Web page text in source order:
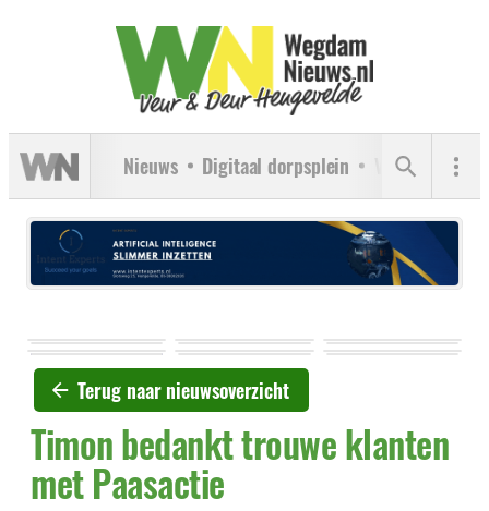
Nieuws Digitaal dorpsplein Verenigingen
Terug naar nieuwsoverzicht
Timon bedankt trouwe klanten
met Paasactie